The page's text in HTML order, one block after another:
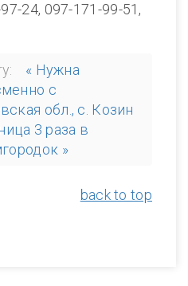
24, 097-171-99-51,
« Нужна
с
обл., с. Козин
3 раза в
»
back to top